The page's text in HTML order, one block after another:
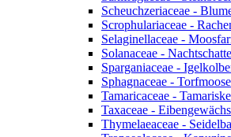
Scheuchzeriaceae -
Scrophulariaceae -
Selaginellaceae -
Solanaceae -
Sparganiaceae -
Sphagnaceae - Torfmoose
Tamaricaceae -
Taxaceae -
Thymelaeaceae -